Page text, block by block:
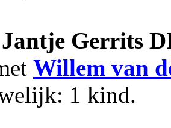
Jantje Gerrits
Willem van
1 kind.